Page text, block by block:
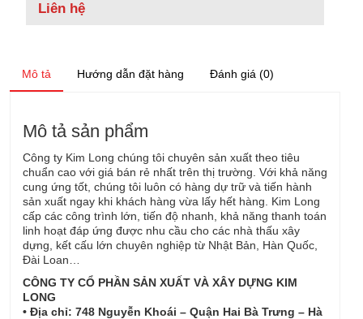
Liên hệ
Mô tả Hướng dẫn đặt hàng Đánh giá (0)
Mô tả sản phẩm
Công ty Kim Long chúng tôi chuyên sản xuất theo tiêu
chuẩn cao với giá bán rẻ nhất trên thị trường. Với khả năng
cung ứng tốt, chúng tôi luôn có hàng dự trữ và tiến hành
sản xuất ngay khi khách hàng vừa lấy hết hàng. Kim Long
cấp các công trình lớn, tiến độ nhanh, khả năng thanh toán
linh hoạt đáp ứng được nhu cầu cho các nhà thấu xây
dựng, kết cấu lớn chuyên nghiệp từ Nhật Bản, Hàn Quốc,
Đài Loan…
CÔNG TY CỔ PHẦN SẢN XUẤT VÀ XÂY DỰNG KIM
LONG
• Địa chỉ: 748 Nguyễn Khoái – Quận Hai Bà Trưng – Hà